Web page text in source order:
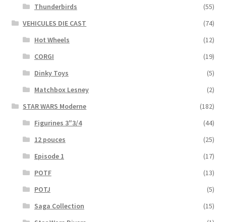
Thunderbirds
(55)
VEHICULES DIE CAST
(74)
Hot Wheels
(12)
CORGI
(19)
Dinky Toys
(5)
Matchbox Lesney
(2)
STAR WARS Moderne
(182)
Figurines 3″3/4
(44)
12 pouces
(25)
Episode 1
(17)
POTF
(13)
POTJ
(5)
Saga Collection
(15)